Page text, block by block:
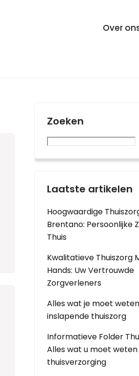
Over
Zoeken
Laatste artikelen
Hoogwaardige
Brentano: Persoonlijke
Thuis
Kwalitatieve Thuiszorg
Hands: Uw Vertrouwde
Zorgverleners
Alles wat je moet
inslapende thuiszorg
Informatieve Folder
Alles wat u moet
thuisverzorging